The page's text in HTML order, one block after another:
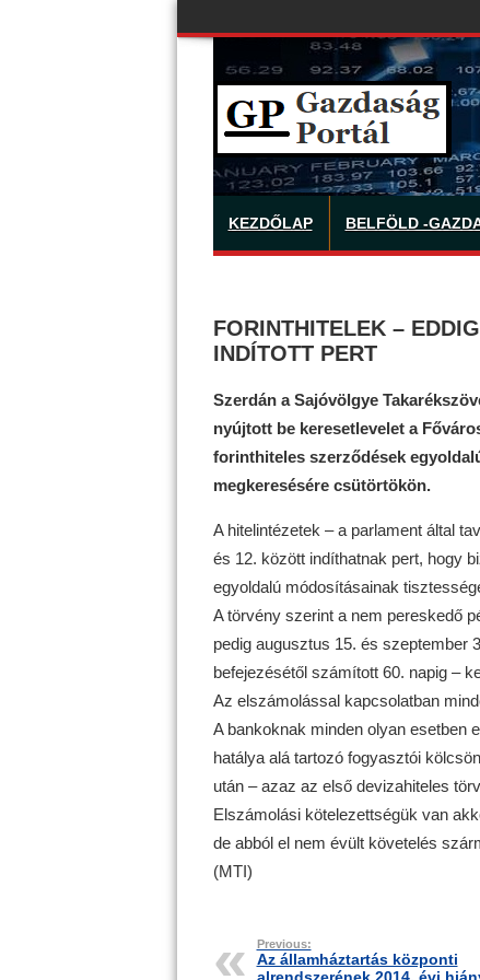
KEZDŐLAP BELFÖLD -
FORINTHITELEK –
INDÍTOTT PERT
Szerdán a Sajóvölgye
nyújtott be keresetlevelet a
forinthiteles szerződések
megkeresésére csütörtökön.
A hitelintézetek – a parlament által
és 12. között indíthatnak pert, hogy
egyoldalú módosításainak
A törvény szerint a nem pereskedő
pedig augusztus 15. és szeptember
befejezésétől számított 60. napig –
Az elszámolással kapcsolatban
A bankoknak minden olyan esetben
hatálya alá tartozó fogyasztói
után – azaz az első devizahiteles
Elszámolási kötelezettségük van
de abból el nem évült követelés
(MTI)
Previous:
Az államháztartás központi